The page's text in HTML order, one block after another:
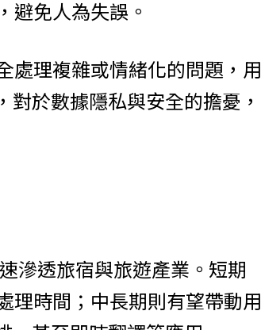
避免人為失誤。
處理複雜或情緒化的問題，用
於數據隱私與安全的擔憂，
滲透旅宿與旅遊產業。短期
理時間；中長期則有望帶動用